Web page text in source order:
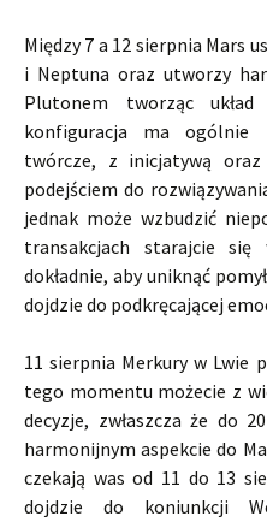
Między 7 a 12 sierpnia Mars
i Neptuna oraz utworzy
Plutonem tworząc
konfiguracja ma ogólnie
twórcze, z inicjatywą
podejściem do
jednak może wzbudzić
transakcjach starajcie się
dokładnie, aby uniknąć
dojdzie do podkręcającej
11 sierpnia Merkury w Lwie
tego momentu możecie z
decyzje, zwłaszcza że do
harmonijnym aspekcie do
czekają was od 11 do 13
dojdzie do koniunkcji